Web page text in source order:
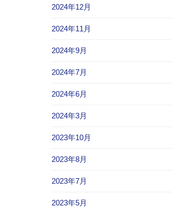
2024年12月
2024年11月
2024年9月
2024年7月
2024年6月
2024年3月
2023年10月
2023年8月
2023年7月
2023年5月